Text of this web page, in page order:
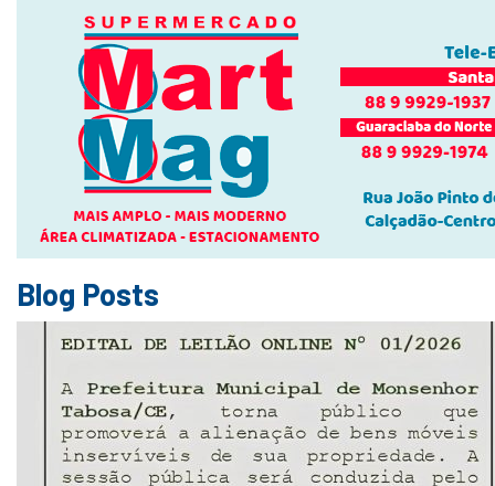
Blog Posts